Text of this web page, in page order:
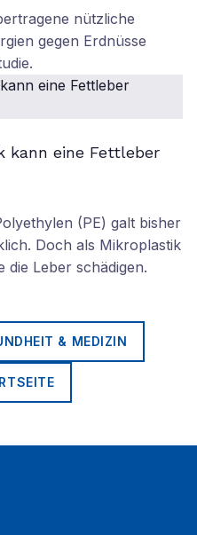
nützliche
gegen Erdnüsse
kann eine Fettleber
(PE) galt bisher
Doch als Mikroplastik
die Leber schädigen.
& MEDIZIN